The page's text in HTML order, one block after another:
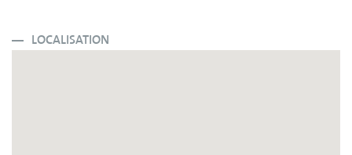
LOCALISATION